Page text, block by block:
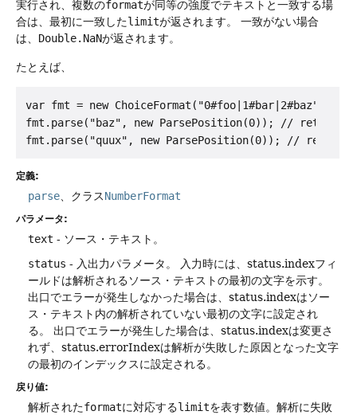
実行され、複数のformatが同等の強度でテキストと一致する場
合は、最初に一致したlimitが返されます。
一致がない場合
は、 Double.NaNが返されます。
たとえば、
var fmt = new ChoiceFormat("0#foo|1#bar|2#baz");
fmt.parse("baz", new ParsePosition(0)); // returns
定義:
parse、クラスNumberFormat
パラメータ:
text - ソース・テキスト。
status - 入出力パラメータ。
入力時には、status.indexフィ
ールドは解析されるソース・テキストの最初の文字を示す。
出口でエラーが発生しなかった場合は、status.indexはソー
ス・テキスト内の解析されていない最初の文字に設定され
る。
出口でエラーが発生した場合は、status.indexは変更さ
れず、status.errorIndexは解析が失敗した原因となった文字
の最初のインデックスに設定される。
戻り値:
解析されたformatに対応するlimitを表す数値。解析に失敗